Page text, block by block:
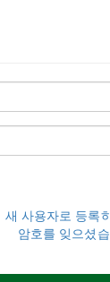
새 사용자로 등록
암호를 잊으셨